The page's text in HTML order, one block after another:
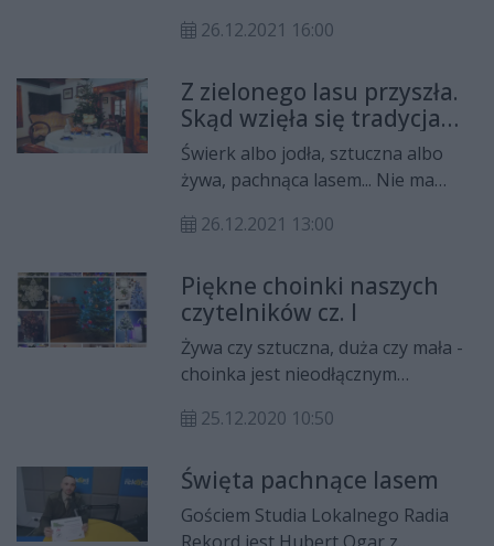
wręczenia prezentów. Jaka jest ich
26.12.2021 16:00
Z zielonego lasu przyszła.
Skąd wzięła się tradycja
ubierania choinki?
Świerk albo jodła, sztuczna albo
żywa, pachnąca lasem... Nie ma
Narodzenie nie ubierałoby się
kolorowe lampki, wieszamy cukierki
i małe jabłuszka. To pod nią
chowamy prezenty, to obok niej
dzielimy się opłatkiem i śpiewamy
26.12.2021 13:00
Piękne choinki naszych
czytelników cz. I
Żywa czy sztuczna, duża czy mała -
choinka jest nieodłącznym
Narodzenia. Świąteczne drzewko
większość z nas choinkę ubiera na
kilka dni przed świętami, aby już
wcześniej poczuć świąteczną
25.12.2020 10:50
Święta pachnące lasem
Gościem Studia Lokalnego Radia